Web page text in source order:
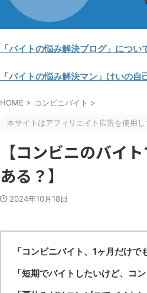
「バイトの悩み解決ブログ」につい
「バイトの悩み解決マン」けいの自
HOME > コンビニバイト >
本サイトはアフィリエイト広告を使用し
【コンビニのバイ
ある？】
2024年10月18日
「コンビニバイト、1ヶ月だけで
「短期でバイトしたいけど、コ